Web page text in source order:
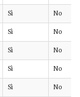
Sì No
Sì No
Sì No
Sì No
Sì No